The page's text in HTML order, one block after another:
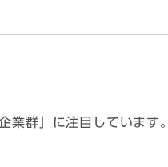
業群」に注目しています。